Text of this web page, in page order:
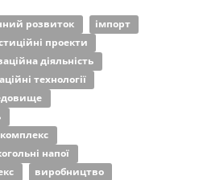
розвиток
імпорт
проекти
діяльність
технології
напої
виробництво